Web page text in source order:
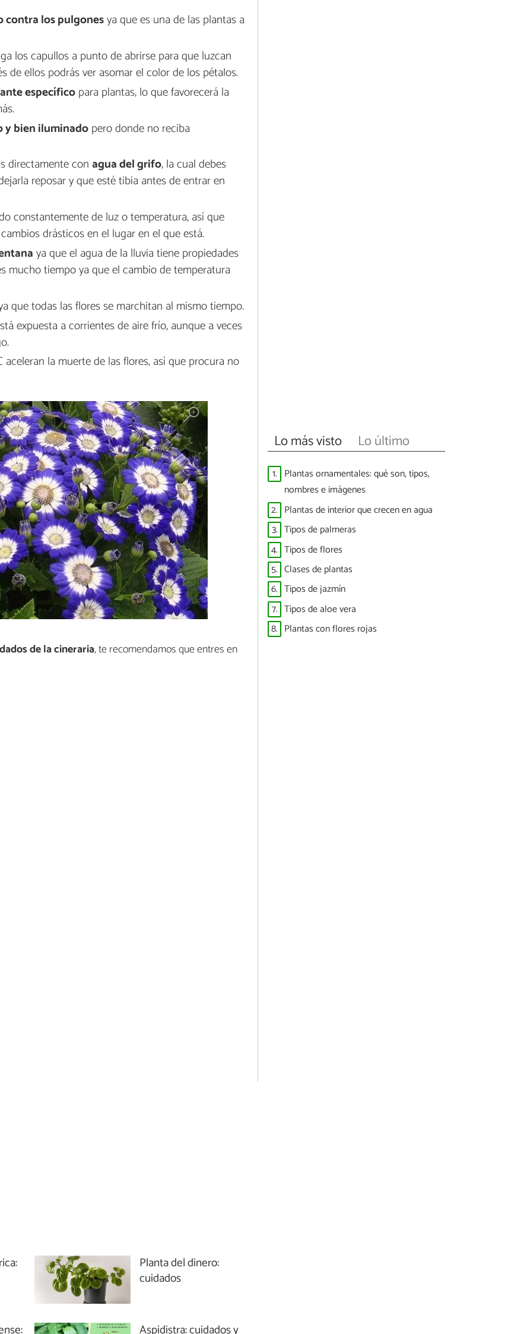
los pulgonesya que es una de las plantas a
los capullos a punto de abrirse para que luzcan
de ellos podrás ver asomar el color de los pétalos.
específicopara plantas, lo que favorecerá la
y bien iluminadopero donde no reciba
directamente conagua del grifo, la cual debes
reposar y que esté tibia antes de entrar en
constantemente de luz o temperatura, así que
drásticos en el lugar en el que está.
ya que el agua de la lluvia tiene propiedades
mucho tiempo ya que el cambio de temperatura
que todas las flores se marchitan al mismo tiempo.
expuesta a corrientes de aire frío, aunque a veces
aceleran la muerte de las flores, así que procura no
de la cineraria, te recomendamos que entres en
Lo más visto Lo último
1. Plantas ornamentales: qué son, tipos,
nombres e imágenes
2. Plantas de interior que crecen en agua
3. Tipos de palmeras
4. Tipos de flores
5. Clases de plantas
6. Tipos de jazmín
7. Tipos de aloe vera
8. Plantas con flores rojas
Planta del dinero:
cuidados
Aspidistra: cuidados y